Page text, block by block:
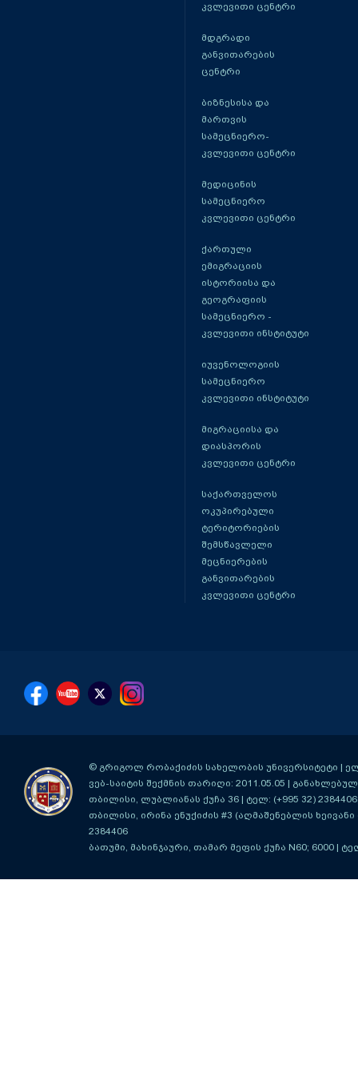
კვლევითი ცენტრი
მდგრადი
განვითარების
ცენტრი
ბიზნესისა და
მართვის
სამეცნიერო-
კვლევითი ცენტრი
მედიცინის
სამეცნიერო
კვლევითი ცენტრი
ქართული
ემიგრაციის
ისტორიისა და
გეოგრაფიის
სამეცნიერო -
კვლევითი ინსტიტუტი
იუვენოლოგიის
სამეცნიერო
კვლევითი ინსტიტუტი
მიგრაციისა და
დიასპორის
კვლევითი ცენტრი
საქართველოს
ოკუპირებული
ტერიტორიების
შემსწავლელი
მეცნიერების
განვითარების
კვლევითი ცენტრი
© გრიგოლ რობაქიძის სახელობის უნივერსიტეტი |
ვებ-საიტის შექმნის თარიღი: 2011.05.05 |
თბილისი, ლუბლიანას ქუჩა 36 | ტელ: (+995 32)
თბილისი, ირინა ენუქიძის #3 (აღმაშენებლის ხეივანი
2384406
ბათუმი, მახინჯაური, თამარ მეფის ქუჩა N60; 6000 |